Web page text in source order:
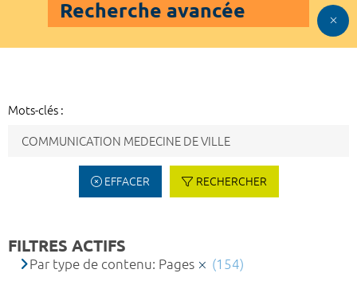
Recherche avancée
Mots-clés :
EFFACER RECHERCHER
FILTRES ACTIFS
Par type de contenu: Pages (154)